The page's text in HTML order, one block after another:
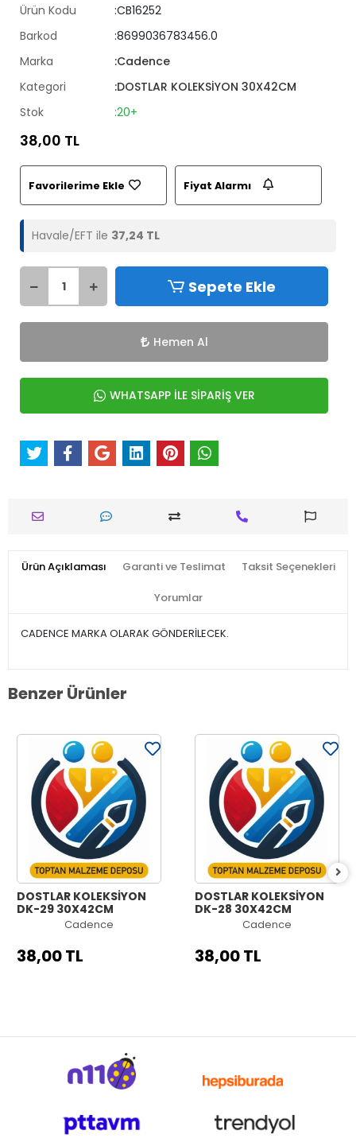
Ürün Kodu
:CB16252
Barkod
:8699036783456.0
Marka
:Cadence
Kategori
:DOSTLAR KOLEKSİYON 30X42CM
Stok
:20+
38,00 TL
Favorilerime Ekle Fiyat Alarmı
Havale/EFT ile 37,24 TL
Sepete Ekle
Hemen Al
WHATSAPP İLE SİPARİŞ VER
Ürün Açıklaması Garanti ve Teslimat Taksit Seçenekleri
Yorumlar
CADENCE MARKA OLARAK GÖNDERİLECEK.
Benzer Ürünler
DOSTLAR KOLEKSİYON
DK-29 30X42CM
Cadence
38,00 TL
DOSTLAR KOLEKSİYON
DK-28 30X42CM
Cadence
38,00 TL